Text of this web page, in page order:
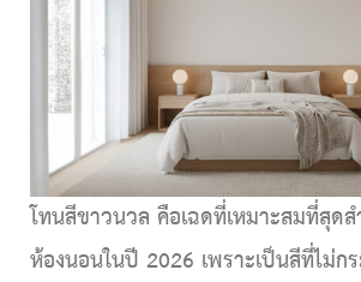
โทนสีขาวนวล คือเฉดที่เหมาะสมที่สุดส
ห้องนอนในปี 2026 เพราะเป็นสีที่ไม่ก